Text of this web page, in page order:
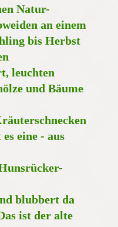
Natur-
an einem
bis Herbst
leuchten
und Bäume
eine - aus
blubbert da
ist der alte